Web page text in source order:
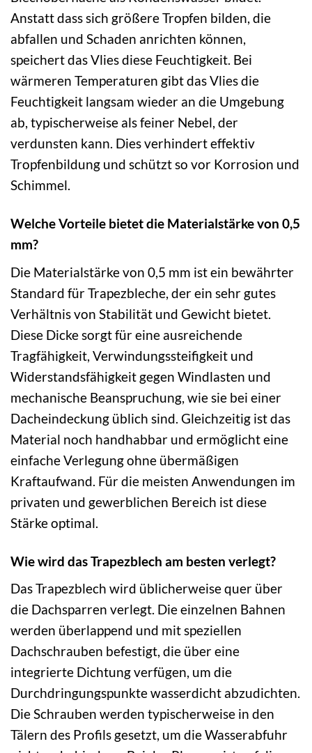
Anstatt dass sich größere Tropfen bilden, die
abfallen und Schaden anrichten können,
speichert das Vlies diese Feuchtigkeit. Bei
wärmeren Temperaturen gibt das Vlies die
Feuchtigkeit langsam wieder an die Umgebung
ab, typischerweise als feiner Nebel, der
verdunsten kann. Dies verhindert effektiv
Tropfenbildung und schützt so vor Korrosion und
Schimmel.
Welche Vorteile bietet die Materialstärke von 0,5
mm?
Die Materialstärke von 0,5 mm ist ein bewährter
Standard für Trapezbleche, der ein sehr gutes
Verhältnis von Stabilität und Gewicht bietet.
Diese Dicke sorgt für eine ausreichende
Tragfähigkeit, Verwindungssteifigkeit und
Widerstandsfähigkeit gegen Windlasten und
mechanische Beanspruchung, wie sie bei einer
Dacheindeckung üblich sind. Gleichzeitig ist das
Material noch handhabbar und ermöglicht eine
einfache Verlegung ohne übermäßigen
Kraftaufwand. Für die meisten Anwendungen im
privaten und gewerblichen Bereich ist diese
Stärke optimal.
Wie wird das Trapezblech am besten verlegt?
Das Trapezblech wird üblicherweise quer über
die Dachsparren verlegt. Die einzelnen Bahnen
werden überlappend und mit speziellen
Dachschrauben befestigt, die über eine
integrierte Dichtung verfügen, um die
Durchdringungspunkte wasserdicht abzudichten.
Die Schrauben werden typischerweise in den
Tälern des Profils gesetzt, um die Wasserabfuhr